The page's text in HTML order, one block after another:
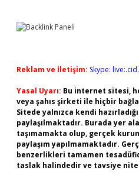
Reklam ve İletişim: Skype:
Yasal Uyarı: Bu internet sitesi,
veya şahıs şirketi ile hiçbir
Sitede yalnızca kendi
paylaşılmaktadır. Burada yer
taşımamakta olup, gerçek
paylaşım yapılmamaktadır.
benzerlikleri tamamen
taslak halindedir ve tavsiye